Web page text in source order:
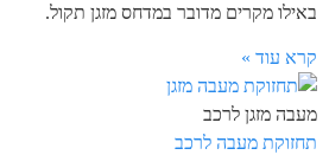
באילו מקרים מדובר במדחס מזגן תקול.
קרא עוד »
מעבה מזגן לרכב
תחזוקת מעבה לרכב